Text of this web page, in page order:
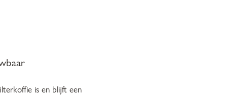
is en blijft een